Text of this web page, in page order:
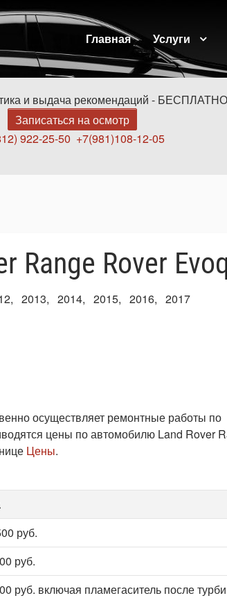
Главная Услуги
и выдача рекомендаций -
Записаться на осмотр
922-25-50 +7(981)108-12-05
Range Rover
2013 2014 2015 2016 2017
осуществляет ремонтные работы по
цены по автомобилю Land Rover
Цены.
руб.
руб.
руб. включая пламегаситель после